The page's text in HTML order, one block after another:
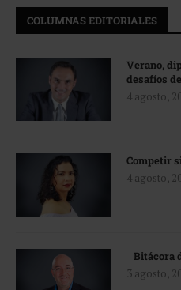
COLUMNAS EDITORIALES
Verano,
desafíos
4 agosto,
Competir
4 agosto,
Bitácora
3 agosto,